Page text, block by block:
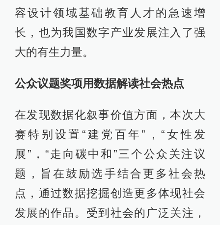
容设计领域基础教育人才的急速增
长，也为我国数字产业发展注入了强
大的有生力量。
公众议题奖项用数据解读社会热点
在发现数据化叙事价值方面，本次大
赛特别设置“建党百年”，“女性发
展”，“走向碳中和”三个公众关注议
题，旨在鼓励选手结合更多社会热
点，通过数据挖掘创造更多体现社会
发展的作品。受到社会的广泛关注，